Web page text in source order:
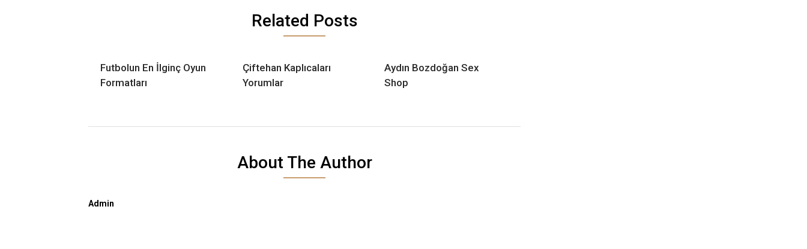
Related Posts
Futbolun En İlginç Oyun
Formatları
Çiftehan Kaplıcaları
Yorumlar
Aydın Bozdoğan Sex
Shop
About The Author
Admin